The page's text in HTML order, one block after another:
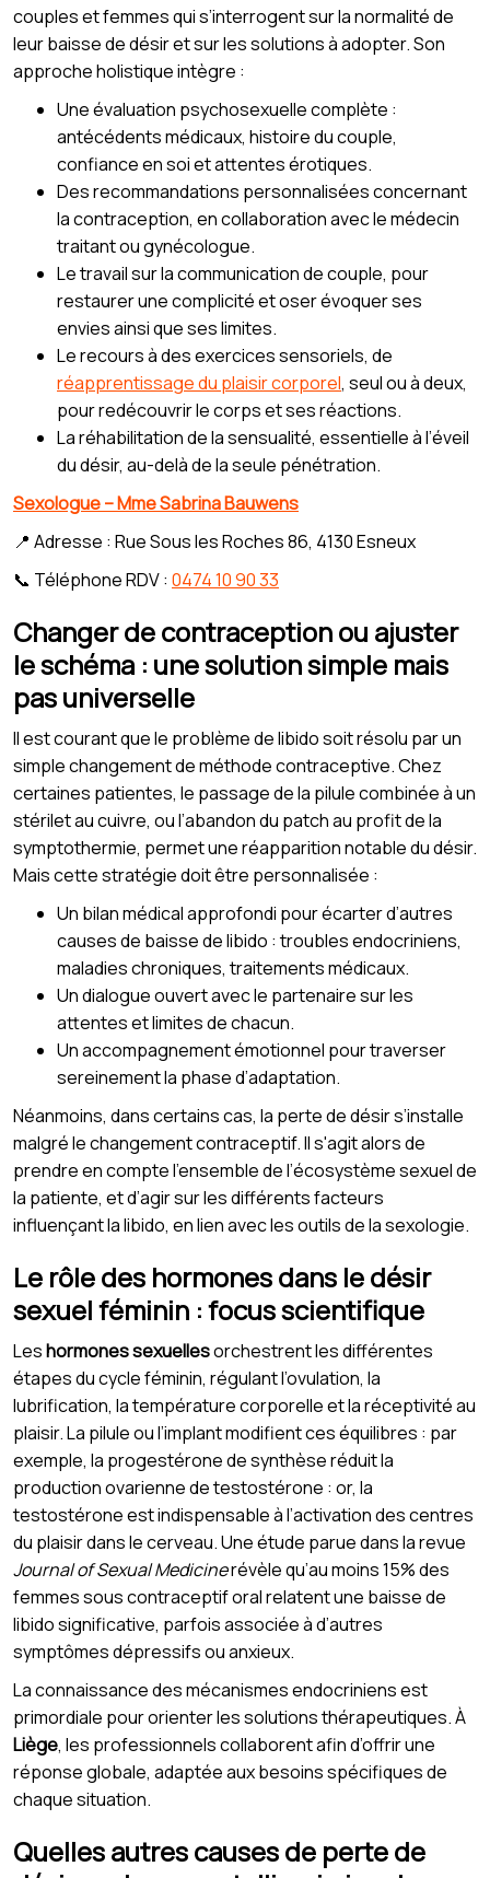
couples et femmes qui s’interrogent sur la normalité de
leur baisse de désir et sur les solutions à adopter. Son
approche holistique intègre :
Une évaluation psychosexuelle complète :
antécédents médicaux, histoire du couple,
confiance en soi et attentes érotiques.
Des recommandations personnalisées concernant
la contraception, en collaboration avec le médecin
traitant ou gynécologue.
Le travail sur la communication de couple, pour
restaurer une complicité et oser évoquer ses
envies ainsi que ses limites.
Le recours à des exercices sensoriels, de
réapprentissage du plaisir corporel, seul ou à deux,
pour redécouvrir le corps et ses réactions.
La réhabilitation de la sensualité, essentielle à l’éveil
du désir, au-delà de la seule pénétration.
Sexologue – Mme Sabrina Bauwens
📍 Adresse : Rue Sous les Roches 86, 4130 Esneux
📞 Téléphone RDV : 0474 10 90 33
Changer de contraception ou ajuster
le schéma : une solution simple mais
pas universelle
Il est courant que le problème de libido soit résolu par un
simple changement de méthode contraceptive. Chez
certaines patientes, le passage de la pilule combinée à un
stérilet au cuivre, ou l’abandon du patch au profit de la
symptothermie, permet une réapparition notable du désir.
Mais cette stratégie doit être personnalisée :
Un bilan médical approfondi pour écarter d’autres
causes de baisse de libido : troubles endocriniens,
maladies chroniques, traitements médicaux.
Un dialogue ouvert avec le partenaire sur les
attentes et limites de chacun.
Un accompagnement émotionnel pour traverser
sereinement la phase d’adaptation.
Néanmoins, dans certains cas, la perte de désir s’installe
malgré le changement contraceptif. Il s'agit alors de
prendre en compte l’ensemble de l’écosystème sexuel de
la patiente, et d’agir sur les différents facteurs
influençant la libido, en lien avec les outils de la sexologie.
Le rôle des hormones dans le désir
sexuel féminin : focus scientifique
Leshormones sexuellesorchestrent les différentes
étapes du cycle féminin, régulant l’ovulation, la
lubrification, la température corporelle et la réceptivité au
plaisir. La pilule ou l’implant modifient ces équilibres : par
exemple, la progestérone de synthèse réduit la
production ovarienne de testostérone : or, la
testostérone est indispensable à l’activation des centres
du plaisir dans le cerveau. Une étude parue dans la revue
Journal of Sexual Medicinerévèle qu’au moins 15% des
femmes sous contraceptif oral relatent une baisse de
libido significative, parfois associée à d’autres
symptômes dépressifs ou anxieux.
La connaissance des mécanismes endocriniens est
primordiale pour orienter les solutions thérapeutiques. À
Liège, les professionnels collaborent afin d’offrir une
réponse globale, adaptée aux besoins spécifiques de
chaque situation.
Quelles autres causes de perte de